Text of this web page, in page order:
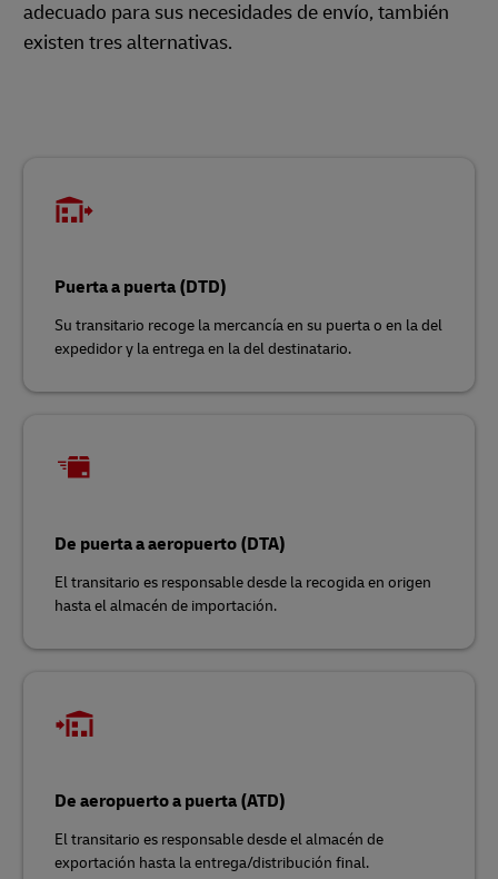
adecuado para sus necesidades de envío, también
existen tres alternativas.
Puerta a puerta (DTD)
Su transitario recoge la mercancía en su puerta o en la del
expedidor y la entrega en la del destinatario.
De puerta a aeropuerto (DTA)
El transitario es responsable desde la recogida en origen
hasta el almacén de importación.
De aeropuerto a puerta (ATD)
El transitario es responsable desde el almacén de
exportación hasta la entrega/distribución final.